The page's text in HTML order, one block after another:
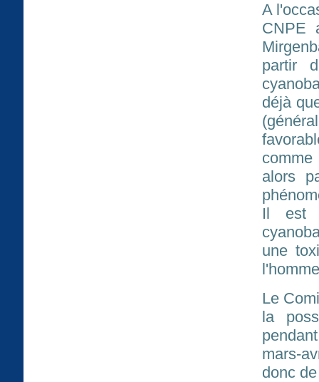
A
CNPE
partir
déjà
alors
Il est
une
Le
la
mars-
donc